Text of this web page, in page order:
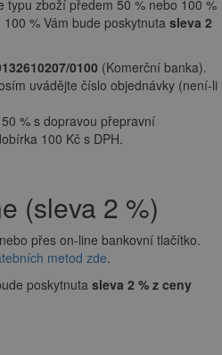
typu zboží předem 50 % nebo 100 %
% Vám bude poskytnuta sleva 2
0100 (Komerční banka).
uvádějte číslo objednávky (není-li
% s dopravou přepravní
100 Kč s DPH.
(sleva 2 %)
přes on-line bankovní tlačítko.
metod zde.
poskytnuta sleva 2 % z ceny